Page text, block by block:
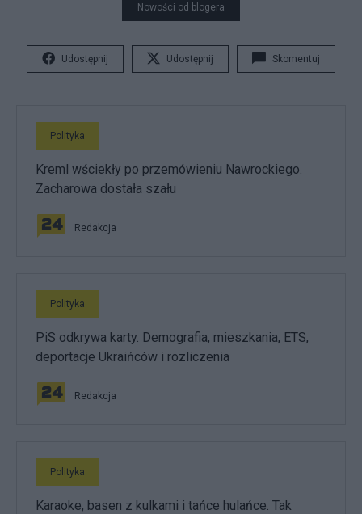
Nowości od blogera
Udostępnij Udostępnij Skomentuj
Polityka
Kreml wściekły po przemówieniu Nawrockiego.
Zacharowa dostała szału
Redakcja
Polityka
PiS odkrywa karty. Demografia, mieszkania, ETS,
deportacje Ukraińców i rozliczenia
Redakcja
Polityka
Karaoke, basen z kulkami i tańce hulańce. Tak